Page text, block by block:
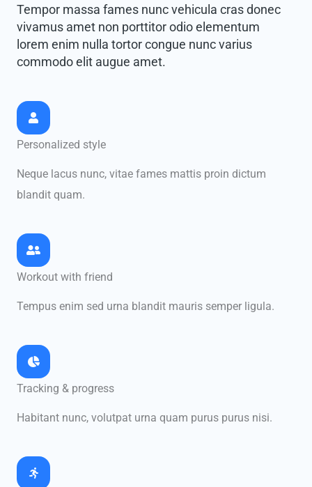
Tempor massa fames nunc vehicula cras donec
vivamus amet non porttitor odio elementum
lorem enim nulla tortor congue nunc varius
commodo elit augue amet.
Personalized style
Neque lacus nunc, vitae fames mattis proin dictum
blandit quam.
Workout with friend
Tempus enim sed urna blandit mauris semper ligula.
Tracking & progress
Habitant nunc, volutpat urna quam purus purus nisi.